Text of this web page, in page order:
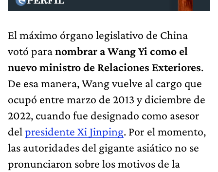
El máximo órgano legislativo de China
votó paranombrar a Wang Yi como el
nuevo ministro de Relaciones Exteriores.
De esa manera, Wang vuelve al cargo que
ocupó entre marzo de 2013 y diciembre de
2022, cuando fue designado como asesor
del presidente Xi Jinping. Por el momento,
las autoridades del gigante asiático no se
pronunciaron sobre los motivos de la